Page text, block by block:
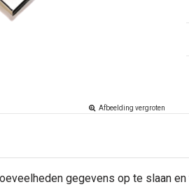
Afbeelding vergroten
gegevens op te slaan